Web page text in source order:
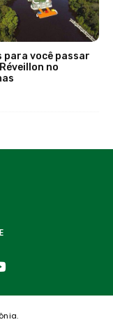
para você passar
no